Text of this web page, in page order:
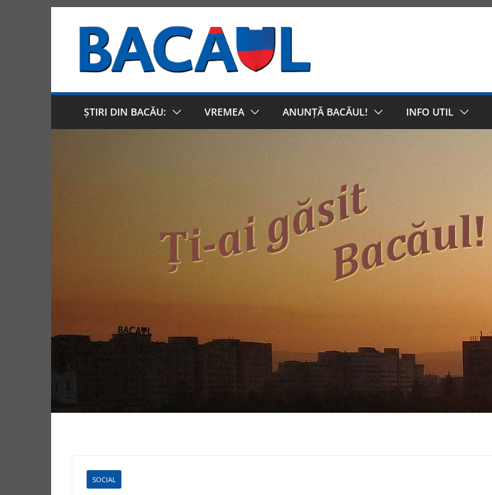
content
ȘTIRI DIN BACĂU: VREMEA ANUNȚĂ BACĂUL! INFO UTIL
SOCIAL